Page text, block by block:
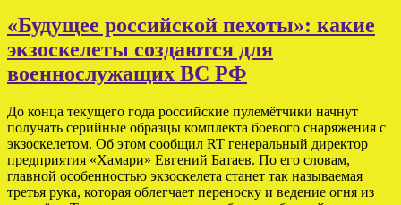
«Будущее российской пехоты»: какие
экзоскелеты создаются для
военнослужащих ВС РФ
До конца текущего года российские пулемётчики начнут
получать серийные образцы комплекта боевого снаряжения с
экзоскелетом. Об этом сообщил RT генеральный директор
предприятия «Хамари» Евгений Батаев. По его словам,
главной особенностью экзоскелета станет так называемая
третья рука, которая облегчает переноску и ведение огня из